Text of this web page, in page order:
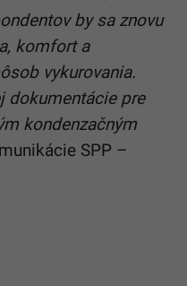
by sa znovu
komfort a
vykurovania.
dokumentácie pre
kondenzačným
SPP –